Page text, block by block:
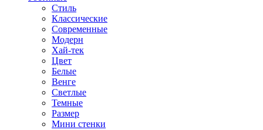
Стиль
Классические
Современные
Модерн
Хай-тек
Цвет
Белые
Венге
Светлые
Темные
Размер
Мини стенки